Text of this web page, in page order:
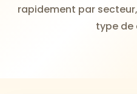
rapidement par
type